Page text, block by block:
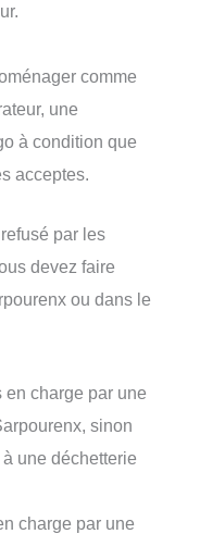
comme
une
à condition que
acceptes.
par les
devez faire
ou dans le
en charge par une
sinon
une déchetterie
charge par une